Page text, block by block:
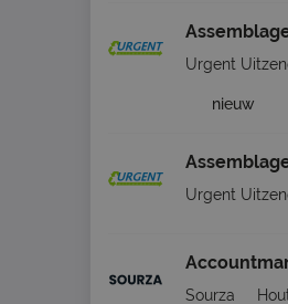
Urgent
nieuw
Urgent
Sourza